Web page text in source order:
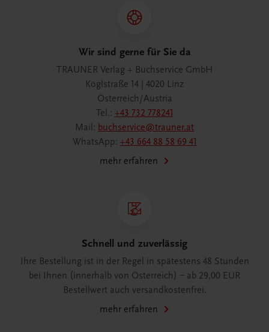
Wir sind gerne für Sie da
TRAUNER Verlag + Buchservice GmbH
Köglstraße 14 | 4020 Linz
Österreich/Austria
Tel.: +43 732 778241
Mail: buchservice@trauner.at
WhatsApp: +43 664 88 58 69 41
mehr erfahren
Schnell und zuverlässig
Ihre Bestellung ist in der Regel in spätestens 48 Stunden
bei Ihnen (innerhalb von Österreich) – ab 29,00 EUR
Bestellwert auch versandkostenfrei.
mehr erfahren